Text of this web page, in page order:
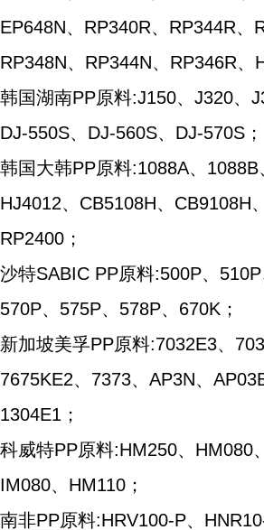
EP648N、RP340R、RP344R、
RP348N、RP344N、RP346R、
韩国湖南PP原料:J150、J320、
DJ-550S、DJ-560S、DJ-570S；
韩国大韩PP原料:1088A、1088B
HJ4012、CB5108H、CB9108H
RP2400；
沙特SABIC PP原料:500P、510P
570P、575P、578P、670K；
新加坡美孚PP原料:7032E3、
7675KE2、7373、AP3N、
1304E1；
科威特PP原料:HM250、HM080
IM080、HM110；
南非PP原料:HRV100-P、